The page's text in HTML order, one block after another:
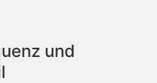
und